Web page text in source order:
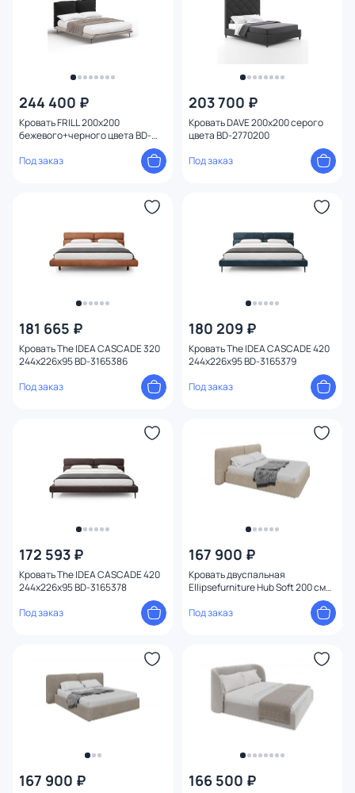
244 400 ₽
Кровать FRILL 200х200
бежевого+черного цвета BD-
Под заказ
203 700 ₽
Кровать DAVE 200х200 серого
цвета BD-2770200
Под заказ
181 665 ₽
Кровать The IDEA CASCADE 320
244x226x95 BD-3165386
Под заказ
180 209 ₽
Кровать The IDEA CASCADE 420
244x226x95 BD-3165379
Под заказ
172 593 ₽
Кровать The IDEA CASCADE 420
244x226x95 BD-3165378
Под заказ
167 900 ₽
Кровать двуспальная
Ellipsefurniture Hub Soft 200 см
HU010106370499
Под заказ
167 900 ₽ 166 500 ₽